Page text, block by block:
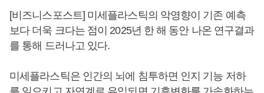
[비즈니스포스트] 미세플라스틱의 악영향이 기존 예측
보다 더욱 크다는 점이 2025년 한 해 동안 나온 연구결과
를 통해 드러나고 있다.
미세플라스틱은 인간의 뇌에 침투하면 인지 기능 저하